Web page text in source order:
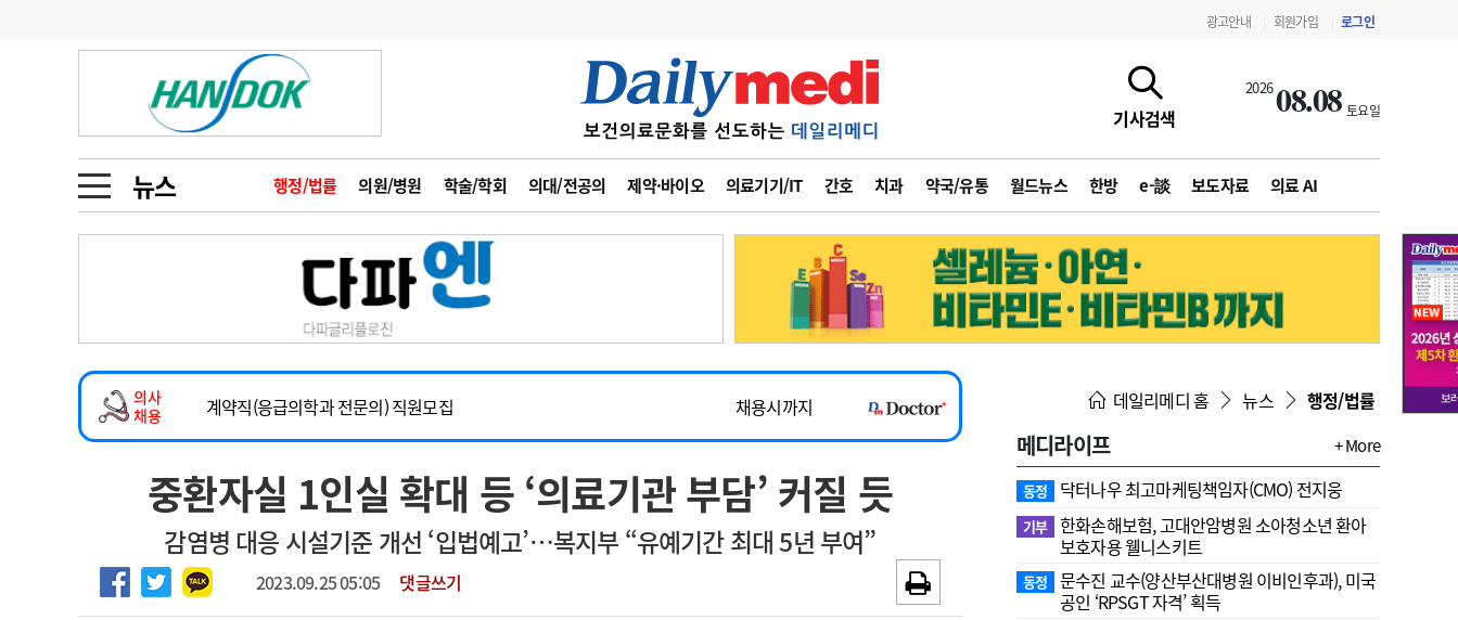
광고안내 회원가입 로그인
기사검색
202608.08 토요일
뉴스 행정/법률 의원/병원 학술/학회 의대/전공의 제약·바이오 의료기기/IT 간호 치과 약국/유통 월드뉴스 한방 e-談 보도자료 의료 AI
금주의 검색어
1
의사인력 수급 추계
2
성분명 처방
3
AI의료
4
전공의 모집 결과
6
관리급여 실시
지필공 지원책
수련환경 개선
의과대학 입시
인사 사고
오피니언 수첩
인물 초대석 피플
동영상뉴스
포토뉴스
메디 Hospital 지역병원 중소병원
인포메이션 행정처분 판례 정책/통계 공시 지침·기준·평가 약제급여 심사 결과
고객센터 회사소개 법적고지 광고안내
의사
채용
2026년 하반기 인턴 모집
~2026-08-31
마취통증의학과 임기제 임상의사 채용
채용시까지
계약직(응급의학과 전문의) 직원모집
채용시까지
하반기 전공의(레지던트1년차) 모집
~2026-08-15
2026년 하반기 인턴 모집
~2026-08-31
마취통증의학과 임기제 임상의사 채용
채용시까지
중환자실 1인실 확대 등 ‘의료기관 부담’ 커질 듯
감염병 대응 시설기준 개선 ‘입법예고’…복지부 “유예기간 최대 5년 부여”
2023.09.25 05:05 댓글쓰기
데일리메디 홈 뉴스 행정/법률
메디라이프 + More
동정 닥터나우 최고마케팅책임자(CMO) 전지웅
기부 한화손해보험, 고대안암병원 소아청소년 환아
보호자용 웰니스키트
동정
문수진 교수( 양산부산대병원 이비인후과), 미국
공인 ‘RPSGT 자격’ 획득